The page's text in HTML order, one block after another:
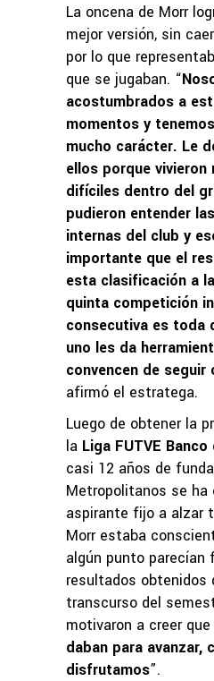
La oncena de Morr
mejor versión, sin
por lo que
que se jugaban. “
acostumbrados a
momentos y
mucho carácter. Le
ellos porque vivieron
difíciles dentro del
pudieron entender
internas del club y
importante que el
esta clasificación a
quinta competición
consecutiva es toda
uno les da
convencen de seguir
afirmó el estratega.
Luego de obtener la
la Liga FUTVE
casi 12 años de
Metropolitanos se ha
aspirante fijo a alzar
Morr estaba
algún punto parecían
resultados obtenidos
transcurso del
motivaron a creer que
daban para avanzar,
disfrutamos”.